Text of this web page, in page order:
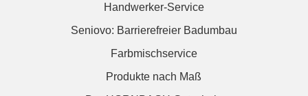
Handwerker-Service
Seniovo: Barrierefreier Badumbau
Farbmischservice
Produkte nach Maß